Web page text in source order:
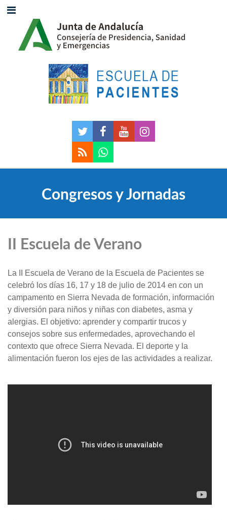
Congresos y Jornadas
II Escuela de Verano
La II Escuela de Verano de la Escuela de Pacientes se
celebró los días 16, 17 y 18 de julio de 2014 en con un
campamento en Sierra Nevada de formación, información
y diversión para niños y niñas con diabetes, asma y
alergias. El objetivo: aprender y compartir trucos y
consejos sobre sus enfermedades, aprovechando el
contexto que ofrece Sierra Nevada. El deporte y la
alimentación fueron los ejes de las actividades a realizar.